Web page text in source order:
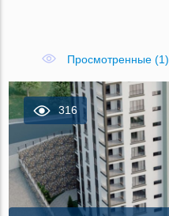
Просмотренные (1)
316